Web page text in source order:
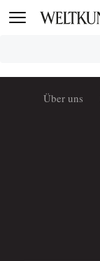
Toggle
Über uns